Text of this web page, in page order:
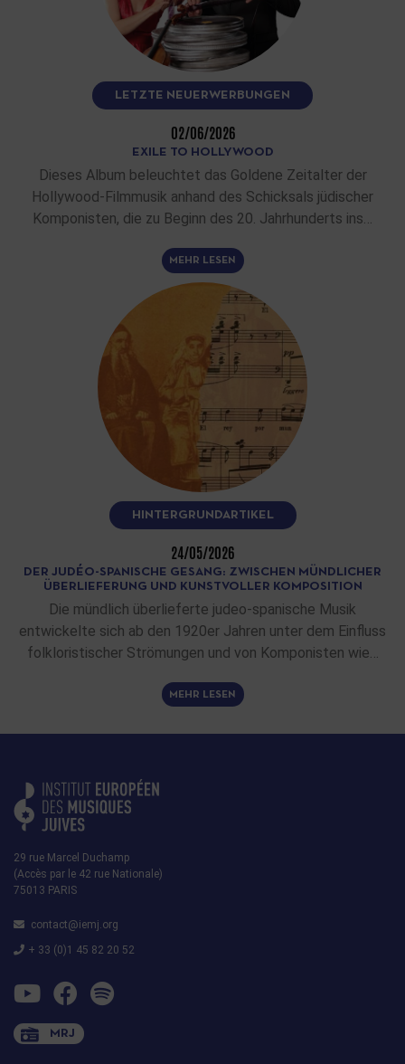
LETZTE NEUERWERBUNGEN
02/06/2026
EXILE TO HOLLYWOOD
Dieses Album beleuchtet das Goldene Zeitalter der
Hollywood-Filmmusik anhand des Schicksals jüdischer
Komponisten, die zu Beginn des 20. Jahrhunderts ins…
MEHR LESEN
HINTERGRUNDARTIKEL
24/05/2026
DER JUDÉO-SPANISCHE GESANG: ZWISCHEN MÜNDLICHER
ÜBERLIEFERUNG UND KUNSTVOLLER KOMPOSITION
Die mündlich überlieferte judeo-spanische Musik
entwickelte sich ab den 1920er Jahren unter dem Einfluss
folkloristischer Strömungen und von Komponisten wie…
MEHR LESEN
29 rue Marcel Duchamp
(Accès par le 42 rue Nationale)
75013 PARIS
contact@iemj.org
+ 33 (0)1 45 82 20 52
MRJ